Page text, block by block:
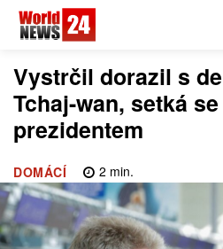
Vystrčil dorazil s
Tchaj-wan, setká
prezidentem
DOMÁCÍ 2 min.